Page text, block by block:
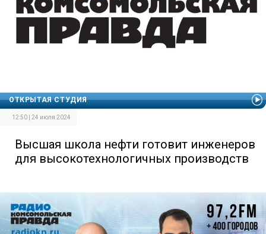
ОТКРЫТАЯ СТУДИЯ
12:50 | 24 июля 2024
Высшая школа нефти готовит инженеров
для высокотехнологичных производств